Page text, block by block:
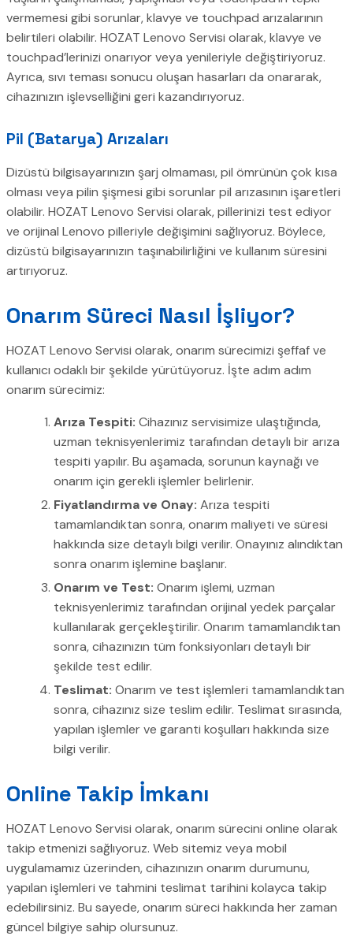
vermemesi gibi sorunlar, klavye ve touchpad arızalarının
belirtileri olabilir. HOZAT Lenovo Servisi olarak, klavye ve
touchpad’lerinizi onarıyor veya yenileriyle değiştiriyoruz.
Ayrıca, sıvı teması sonucu oluşan hasarları da onararak,
cihazınızın işlevselliğini geri kazandırıyoruz.
Pil (Batarya) Arızaları
Dizüstü bilgisayarınızın şarj olmaması, pil ömrünün çok kısa
olması veya pilin şişmesi gibi sorunlar pil arızasının işaretleri
olabilir. HOZAT Lenovo Servisi olarak, pillerinizi test ediyor
ve orijinal Lenovo pilleriyle değişimini sağlıyoruz. Böylece,
dizüstü bilgisayarınızın taşınabilirliğini ve kullanım süresini
artırıyoruz.
Onarım Süreci Nasıl İşliyor?
HOZAT Lenovo Servisi olarak, onarım sürecimizi şeffaf ve
kullanıcı odaklı bir şekilde yürütüyoruz. İşte adım adım
onarım sürecimiz:
Arıza Tespiti: Cihazınız servisimize ulaştığında,
uzman teknisyenlerimiz tarafından detaylı bir arıza
tespiti yapılır. Bu aşamada, sorunun kaynağı ve
onarım için gerekli işlemler belirlenir.
Fiyatlandırma ve Onay: Arıza tespiti
tamamlandıktan sonra, onarım maliyeti ve süresi
hakkında size detaylı bilgi verilir. Onayınız alındıktan
sonra onarım işlemine başlanır.
Onarım ve Test: Onarım işlemi, uzman
teknisyenlerimiz tarafından orijinal yedek parçalar
kullanılarak gerçekleştirilir. Onarım tamamlandıktan
sonra, cihazınızın tüm fonksiyonları detaylı bir
şekilde test edilir.
Teslimat: Onarım ve test işlemleri tamamlandıktan
sonra, cihazınız size teslim edilir. Teslimat sırasında,
yapılan işlemler ve garanti koşulları hakkında size
bilgi verilir.
Online Takip İmkanı
HOZAT Lenovo Servisi olarak, onarım sürecini online olarak
takip etmenizi sağlıyoruz. Web sitemiz veya mobil
uygulamamız üzerinden, cihazınızın onarım durumunu,
yapılan işlemleri ve tahmini teslimat tarihini kolayca takip
edebilirsiniz. Bu sayede, onarım süreci hakkında her zaman
güncel bilgiye sahip olursunuz.